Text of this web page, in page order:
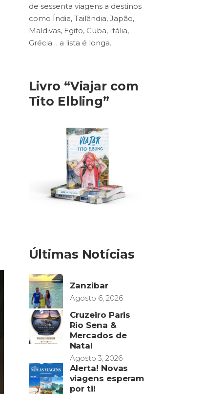
de sessenta viagens a destinos
como Índia, Tailândia, Japão,
Maldivas, Egito, Cuba, Itália,
Grécia… a lista é longa.
Livro “Viajar com
Tito Elbling”
Últimas Notícias
Zanzibar
Agosto 6, 2026
Cruzeiro Paris
Rio Sena &
Mercados de
Natal
Agosto 3, 2026
Alerta! Novas
viagens esperam
por ti!